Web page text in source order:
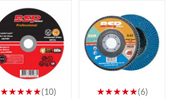
★★★★★(10) ★★★★★(6)